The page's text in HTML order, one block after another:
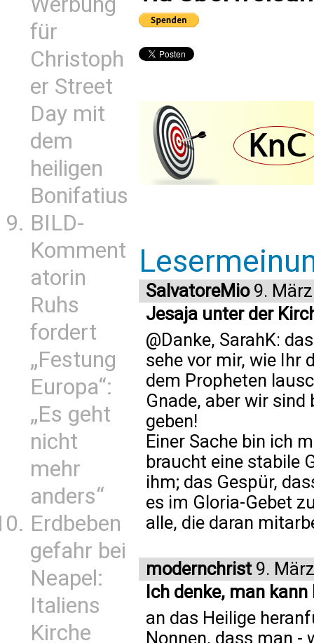
für
Christoph
er Street
Day mit
dem
heiligen
Bonifatius
BILD-
Komment
atorin
Ruhs
fordert
„Festung
Europa“:
„Es geht
nicht
mehr
anders“
Erdbeben
gefahr bei
Neapel:
Italiens
Kirche
SalvatoreMio9.
Jesaja unter der
@Danke, SarahK:
sehe vor mir, wie Ihr
dem Propheten
Gnade, aber wir
geben!
Einer Sache bin ich
braucht eine stabile
ihm; das Gespür,
es im Gloria-Gebet
alle, die daran
modernchrist9.
Ich denke, man
an das Heilige
Nonnen, dass man -